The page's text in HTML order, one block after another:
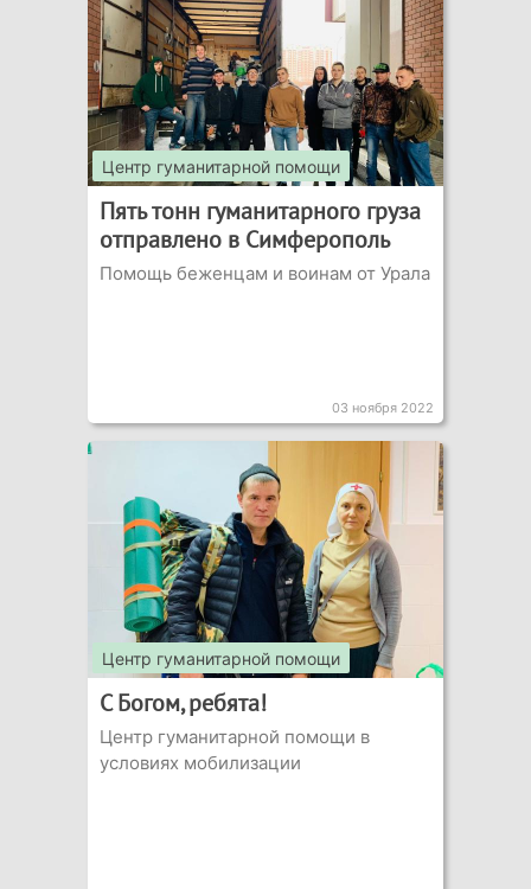
Центр гуманитарной помощи
Пять тонн гуманитарного груза
отправлено в Симферополь
Помощь беженцам и воинам от Урала
03 ноября 2022
Центр гуманитарной помощи
С Богом, ребята!
Центр гуманитарной помощи в
условиях мобилизации